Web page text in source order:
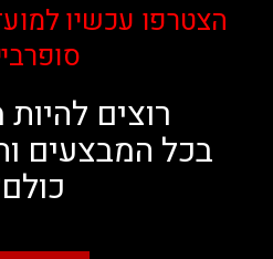
הצטרפו עכשיו
רוצים
בכל המבצעים